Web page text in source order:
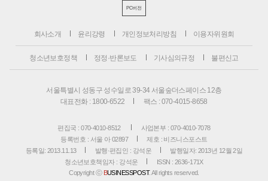
PC버전
회사소개 윤리강령 개인정보처리방침 이용자위원회
청소년보호정책 정정·반론보도 기사심의규정 불편신고
서울특별시 성동구 성수일로 39-34 서울숲더스페이스 12층
대표전화 : 1800-6522
팩스 : 070-4015-8658
편집국 : 070-4010-8512
사업본부 : 070-4010-7078
등록번호 : 서울 아 02897
제호 : 비즈니스포스트
등록일: 2013.11.13
발행·편집인 : 강석운
발행일자: 2013년 12월 2일
청소년보호책임자 : 강석운
ISSN : 2636-171X
Copyright ⓒ BUSINESSPOST. All rights reserved.